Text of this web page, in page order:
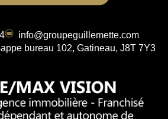
info@groupeguillemette.com
bureau 102, Gatineau, J8T 7Y3